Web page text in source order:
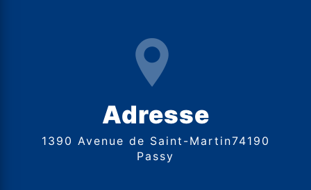
Adresse
1390 Avenue de Saint-Martin74190
Passy